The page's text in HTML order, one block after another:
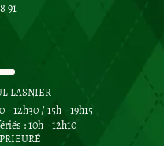
91
LASNIER
12h30 / 15h - 19h15
: 10h - 12h10